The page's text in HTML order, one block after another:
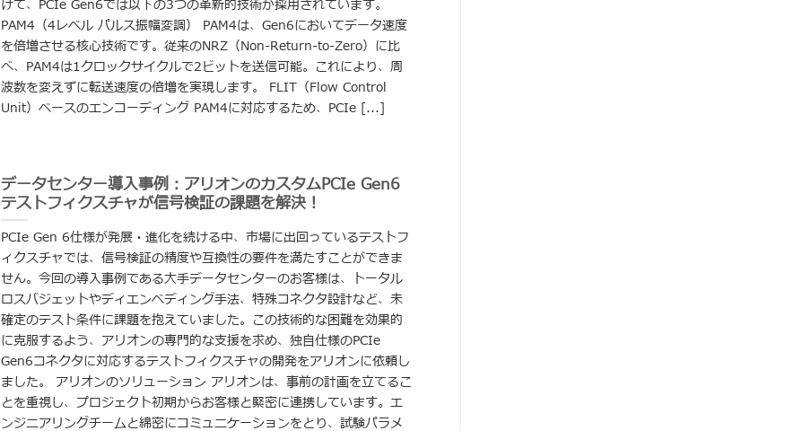
けて、PCIe Gen6では以下の3つの革新的技術が採用されています。
PAM4（4レベル パルス振幅変調） PAM4は、Gen6においてデータ速度
を倍増させる核心技術です。従来のNRZ（Non-Return-to-Zero）に比
べ、PAM4は1クロックサイクルで2ビットを送信可能。これにより、周
波数を変えずに転送速度の倍増を実現します。 FLIT（Flow Control
Unit）ベースのエンコーディング PAM4に対応するため、PCIe [...]
データセンター導入事例：アリオンのカスタムPCIe Gen6
テストフィクスチャが信号検証の課題を解決！
PCIe Gen 6仕様が発展・進化を続ける中、市場に出回っているテストフ
ィクスチャでは、信号検証の精度や互換性の要件を満たすことができま
せん。今回の導入事例である大手データセンターのお客様は、トータル
ロスバジェットやディエンベディング手法、特殊コネクタ設計など、未
確定のテスト条件に課題を抱えていました。この技術的な困難を効果的
に克服するよう、アリオンの専門的な支援を求め、独自仕様のPCIe
Gen6コネクタに対応するテストフィクスチャの開発をアリオンに依頼し
ました。 アリオンのソリューション アリオンは、事前の計画を立てるこ
とを重視し、プロジェクト初期からお客様と緊密に連携しています。エ
ンジニアリングチームと綿密にコミュニケーションをとり、試験パラメ